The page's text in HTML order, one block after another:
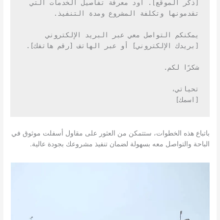
[ذكر الموقع]. أود معرفة تفاصيل الخدمات التي
تقدمونها وتكلفة المشروع ومدة التنفيذ.
يمكنكم التواصل معي عبر البريد الإلكتروني
[بريدك الإلكتروني] أو عبر الهاتف [رقم هاتفك].
شكرًا لكم.
تحياتي،
[اسمك]
باتباع هذه الخطوات، ستتمكن من العثور على مقاول أسفلت موثوق في
الباحة والتواصل معه بسهولة لضمان تنفيذ مشروعك بجودة عالية.